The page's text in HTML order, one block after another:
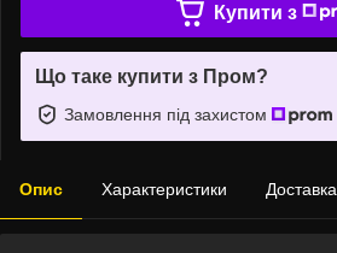
Купити з
Що таке купити з Пром?
Замовлення під захистом
Опис Характеристики Доставка